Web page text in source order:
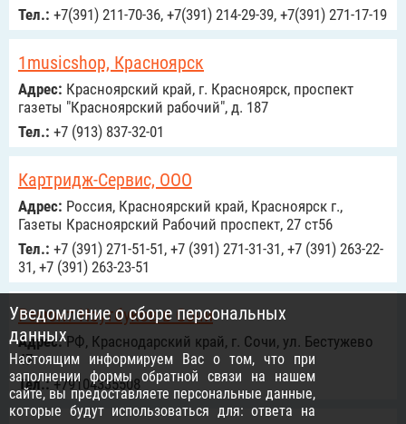
Тел.: +7(391) 211-70-36, +7(391) 214-29-39, +7(391) 271-17-19
1musicshop, Красноярск
Адрес: Красноярский край, г. Красноярск, проспект
газеты "Красноярский рабочий", д. 187
Тел.: +7 (913) 837-32-01
Картридж-Сервис, ООО
Адрес: Россия, Красноярский край, Красноярск г.,
Газеты Красноярский Рабочий проспект, 27 ст56
Тел.: +7 (391) 271-51-51, +7 (391) 271-31-31, +7 (391) 263-22-
31, +7 (391) 263-23-51
Ремонт Ноутбуков в Сочи
Адрес:РФ, Краснодарский край, г. Сочи, ул. Бестужево
47
Тел.:+79104335508
Уведомление о сборе персональных
данных
Настоящим информируем Вас о том, что при
заполнении формы обратной связи на нашем
сайте, вы предоставляете персональные данные,
которые будут использоваться для: ответа на